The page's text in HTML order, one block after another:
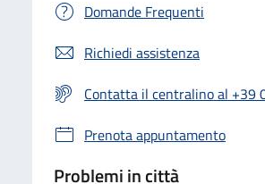
Domande Frequenti
Richiedi assistenza
Contatta il centralino al +39
Prenota appuntamento
Problemi in città